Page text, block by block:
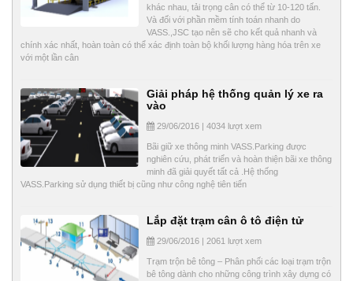
khác nhau, tải trọng cân có thể từ 10-120 tấn.
Và đối với phần mềm tính toán nhanh do
VASS.,JSC tạo nên sẽ cho kết quả nhanh và
chính xác nhất, hoàn toàn có thể xác định toàn bộ khối lượng hàng hóa trên xe
với một lần cân
Giải pháp hệ thống quản lý xe ra
vào
29/06/2016 | 4034 lượt xem
Bãi giữ xe thông minh VASS.Parking được
nghiên cứu, phát triển và hoàn thiện bãi xe thông
minh đã giải quyết tất cả .Hệ thống
VASS.Parking sử dụng thiết bị cũng như công nghệ tiên tiến
Lắp đặt trạm cân ô tô điện tử
29/06/2016 | 2061 lượt xem
Trạm trộn bê tông – Phân phối các loại trạm trộn
bê tông dành cho những công trình xây dựng có